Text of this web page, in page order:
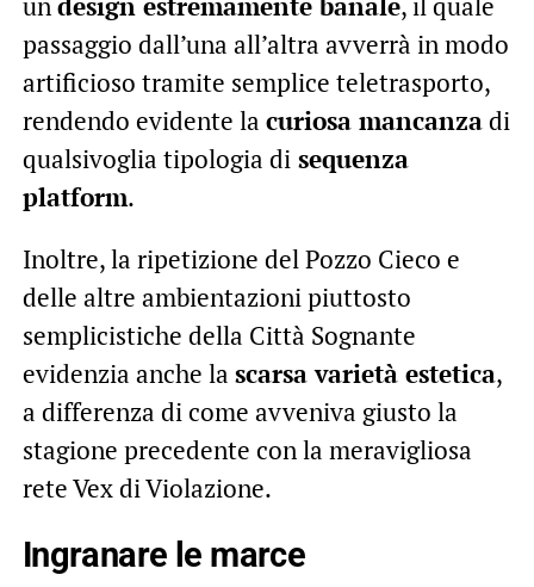
passaggio dall’una all’altra avverrà in modo
artificioso tramite semplice teletrasporto,
rendendo evidente la curiosa mancanzadi
qualsivoglia tipologia disequenza
platform.
Inoltre, la ripetizione del Pozzo Cieco e
delle altre ambientazioni piuttosto
semplicistiche della Città Sognante
evidenzia anche la scarsa varietà estetica,
a differenza di come avveniva giusto la
stagione precedente con la meravigliosa
rete Vex di Violazione.
Ingranare le marce